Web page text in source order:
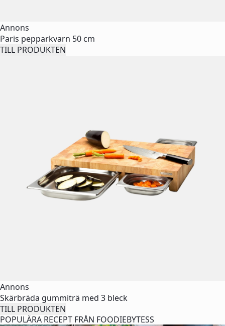
Annons
Paris pepparkvarn 50 cm
TILL PRODUKTEN
Annons
Skärbräda gummiträ med 3 bleck
TILL PRODUKTEN
POPULÄRA RECEPT FRÅN FOODIEBYTESS